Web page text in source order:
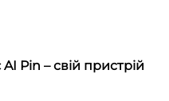
пристрій